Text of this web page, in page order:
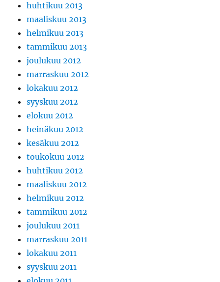
huhtikuu 2013
maaliskuu 2013
helmikuu 2013
tammikuu 2013
joulukuu 2012
marraskuu 2012
lokakuu 2012
syyskuu 2012
elokuu 2012
heinäkuu 2012
kesäkuu 2012
toukokuu 2012
huhtikuu 2012
maaliskuu 2012
helmikuu 2012
tammikuu 2012
joulukuu 2011
marraskuu 2011
lokakuu 2011
syyskuu 2011